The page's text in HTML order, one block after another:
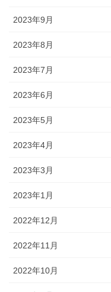
2023年9月
2023年8月
2023年7月
2023年6月
2023年5月
2023年4月
2023年3月
2023年1月
2022年12月
2022年11月
2022年10月